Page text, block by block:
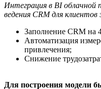
Интеграция в BI
ведения CRM для клиентов
Заполнение CRM на
Автоматизация
привлечения;
Снижение
Для построения модели